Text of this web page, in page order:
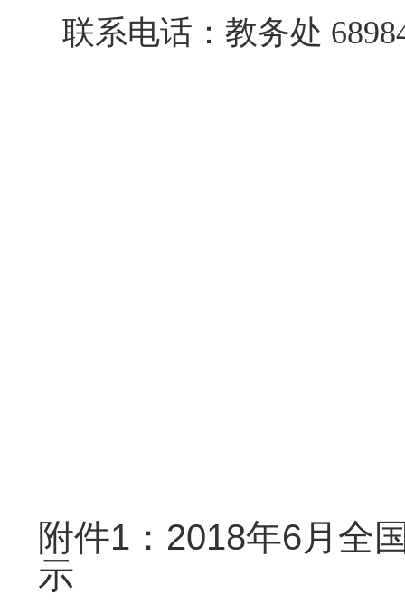
联系电话：教务处
附件1：2018年6月全
示